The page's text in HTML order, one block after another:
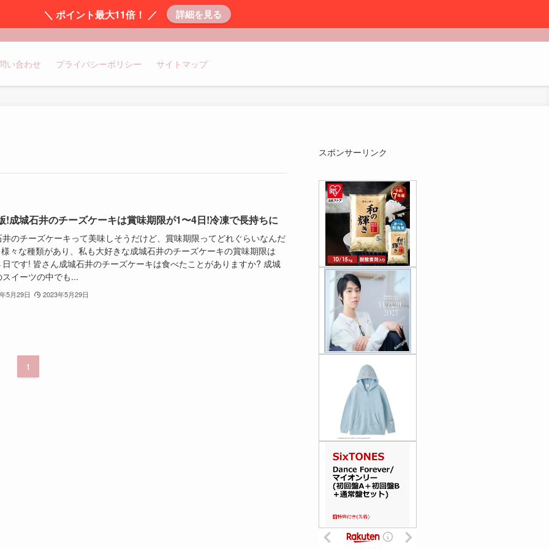
＼ ポイント最大11倍！ ／ 詳細を見る
い合わせ プライバシーポリシー サイトマップ
!成城石井のチーズケーキは賞味期限が1〜4日!冷凍で長持ちに
のチーズケーキって美味しそうだけど、賞味期限ってどれぐらいなんだ
々な種類があり、私も大好きな成城石井のチーズケーキの賞味期限は
です! 皆さん成城石井のチーズケーキは食べたことがありますか? 成城
イーツの中でも...
5月29日 2023年5月29日
1
スポンサーリンク